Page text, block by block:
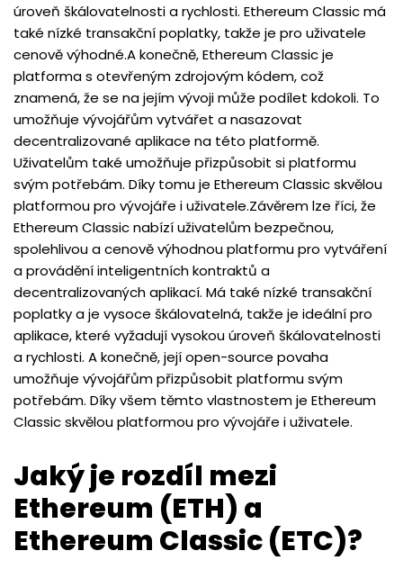
úroveň škálovatelnosti a rychlosti. Ethereum Classic má
také nízké transakční poplatky, takže je pro uživatele
cenově výhodné.A konečně, Ethereum Classic je
platforma s otevřeným zdrojovým kódem, což
znamená, že se na jejím vývoji může podílet kdokoli. To
umožňuje vývojářům vytvářet a nasazovat
decentralizované aplikace na této platformě.
Uživatelům také umožňuje přizpůsobit si platformu
svým potřebám. Díky tomu je Ethereum Classic skvělou
platformou pro vývojáře i uživatele.Závěrem lze říci, že
Ethereum Classic nabízí uživatelům bezpečnou,
spolehlivou a cenově výhodnou platformu pro vytváření
a provádění inteligentních kontraktů a
decentralizovaných aplikací. Má také nízké transakční
poplatky a je vysoce škálovatelná, takže je ideální pro
aplikace, které vyžadují vysokou úroveň škálovatelnosti
a rychlosti. A konečně, její open-source povaha
umožňuje vývojářům přizpůsobit platformu svým
potřebám. Díky všem těmto vlastnostem je Ethereum
Classic skvělou platformou pro vývojáře i uživatele.
Jaký je rozdíl mezi
Ethereum (ETH) a
Ethereum Classic (ETC)?